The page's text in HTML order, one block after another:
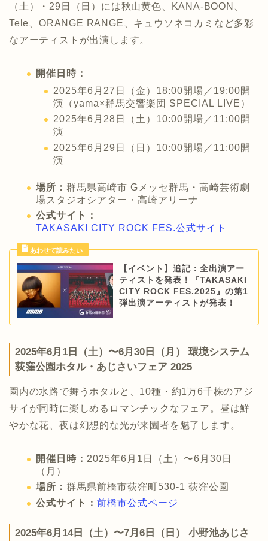
（土）・29日（日）には秋山黄色、KANA-BOON、
Tele、ORANGE RANGE、キュウソネコカミなど多彩
なアーティストが出演します。
開催日時：
2025年6月27日（金）18:00開場／19:00開
演（yama×群馬交響楽団 SPECIAL LIVE）
2025年6月28日（土）10:00開場／11:00開
演
2025年6月29日（日）10:00開場／11:00開
演
場所： 群馬県高崎市 Gメッセ群馬・高崎芸術劇
場スタジオシアター・高崎アリーナ
公式サイト：
TAKASAKI CITY ROCK FES.公式サイト
【イベント】追記：全出演アー
ティストを発表！『TAKASAKI
CITY ROCK FES.2025』の第1
弾出演アーティストが発表！
2025年6月1日（土）〜6月30日（月） 環境システム
荻窪公園ホタル・あじさいフェア 2025
園内の水路で舞うホタルと、10種・約1万6千株のアジ
サイが同時に楽しめるロマンチックなフェア。昼は鮮
やかな花、夜は幻想的な光が来園者を魅了します。
開催日時： 2025年6月1日（土）〜6月30日
（月）
場所： 群馬県前橋市荻窪町530-1 荻窪公園
公式サイト： 前橋市公式ページ
2025年6月14日（土）〜7月6日（日） 小野池あじさ